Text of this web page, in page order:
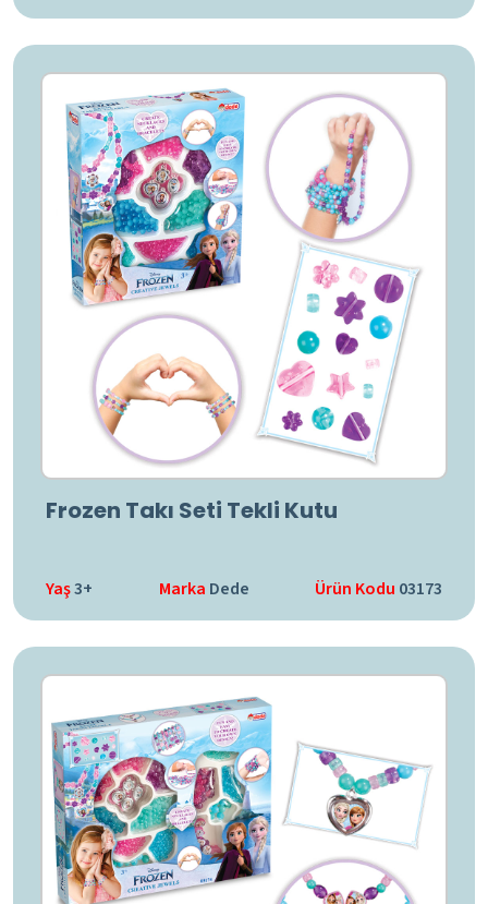
Frozen Takı Seti Tekli Kutu
Yaş3+ Marka Dede Ürün Kodu 03173